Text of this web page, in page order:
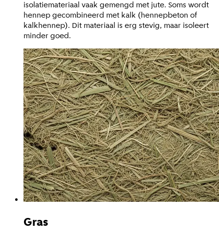
isolatiemateriaal vaak gemengd met jute. Soms wordt
hennep gecombineerd met kalk (hennepbeton of
kalkhennep). Dit materiaal is erg stevig, maar isoleert
minder goed.
Gras